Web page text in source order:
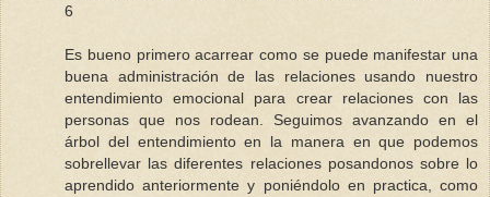
6
Es bueno primero acarrear como se puede manifestar una
buena administración de las relaciones usando nuestro
entendimiento emocional para crear relaciones con las
personas que nos rodean. Seguimos avanzando en el
árbol del entendimiento en la manera en que podemos
sobrellevar las diferentes relaciones posandonos sobre lo
aprendido anteriormente y poniéndolo en practica, como